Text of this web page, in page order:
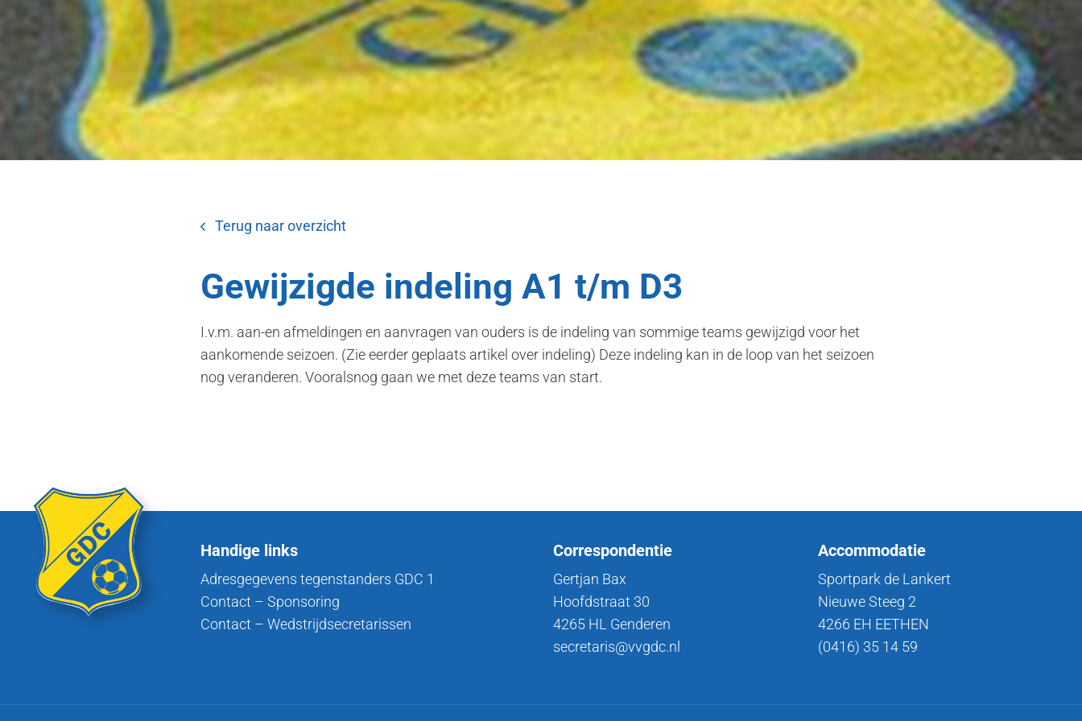
Terug naar overzicht
Gewijzigde indeling A1 t/m D3
I.v.m. aan-en afmeldingen en aanvragen van ouders is de indeling van sommige teams gewijzigd voor het
aankomende seizoen. (Zie eerder geplaats artikel over indeling) Deze indeling kan in de loop van het seizoen
nog veranderen. Vooralsnog gaan we met deze teams van start.
Handige links
Adresgegevens tegenstanders GDC 1
Contact – Sponsoring
Contact – Wedstrijdsecretarissen
Correspondentie
Gertjan Bax
Hoofdstraat 30
4265 HL Genderen
secretaris@vvgdc.nl
Accommodatie
Sportpark de Lankert
Nieuwe Steeg 2
4266 EH EETHEN
(0416) 35 14 59